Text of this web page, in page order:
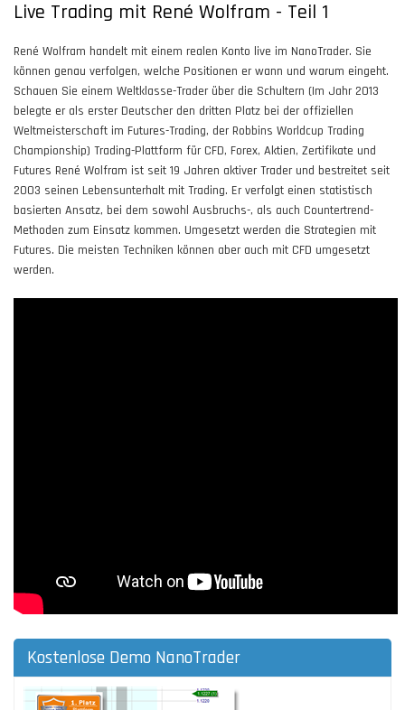
Live Trading mit René Wolfram - Teil 1
René Wolfram handelt mit einem realen Konto live im NanoTrader. Sie
können genau verfolgen, welche Positionen er wann und warum eingeht.
Schauen Sie einem Weltklasse-Trader über die Schultern (Im Jahr 2013
belegte er als erster Deutscher den dritten Platz bei der offiziellen
Weltmeisterschaft im Futures-Trading, der Robbins Worldcup Trading
Championship) Trading-Plattform für CFD, Forex, Aktien, Zertifikate und
Futures René Wolfram ist seit 19 Jahren aktiver Trader und bestreitet seit
2003 seinen Lebensunterhalt mit Trading. Er verfolgt einen statistisch
basierten Ansatz, bei dem sowohl Ausbruchs-, als auch Countertrend-
Methoden zum Einsatz kommen. Umgesetzt werden die Strategien mit
Futures. Die meisten Techniken können aber auch mit CFD umgesetzt
werden.
Kostenlose Demo NanoTrader